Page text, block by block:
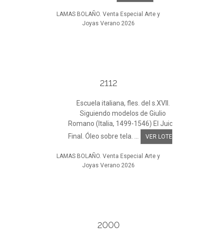
LAMAS BOLAÑO. Venta Especial Arte y
Joyas Verano 2026
2112
Escuela italiana, fles. del s.XVII.
Siguiendo modelos de Giulio
Romano (Italia, 1499-1546) El Juicio
Final. Óleo sobre tela. ...
VER LOTE
LAMAS BOLAÑO. Venta Especial Arte y
Joyas Verano 2026
2000